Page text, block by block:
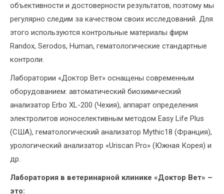
объективности и достоверности результатов, поэтому мы
регулярно следим за качеством своих исследований. Для
этого используются контрольные материалы фирм
Randox, Serodos, Human, гематологические стандартные
контроли.
Лаборатории «Доктор Вет» оснащены современным
оборудованием: автоматический биохимический
анализатор Erbo XL-200 (Чехия), аппарат определения
электролитов ионоселективным методом Easy Life Plus
(США), гематологический анализатор Mythic18 (Франция),
урологический анализатор «Uriscan Pro» (Южная Корея) и
др.
Лаборатория в ветеринарной клинике «Доктор Вет» –
это: